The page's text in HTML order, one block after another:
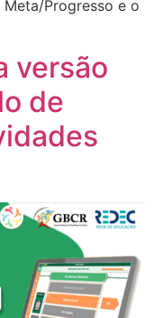
Progresso e o
versão
de